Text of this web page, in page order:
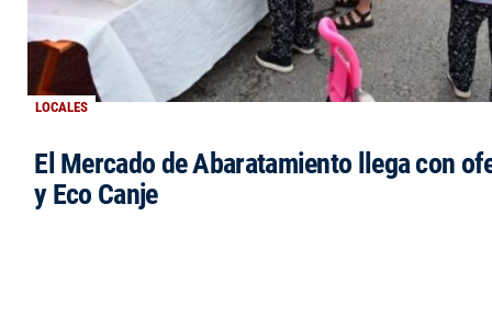
LOCALES
El Mercado de Abaratamiento llega con
y Eco Canje